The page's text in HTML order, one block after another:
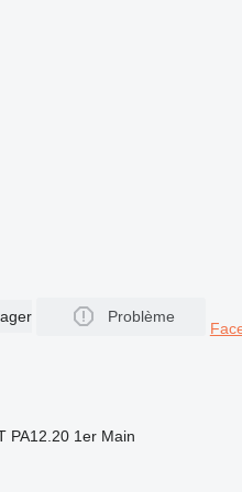
Problème
PA12.20 1er Main